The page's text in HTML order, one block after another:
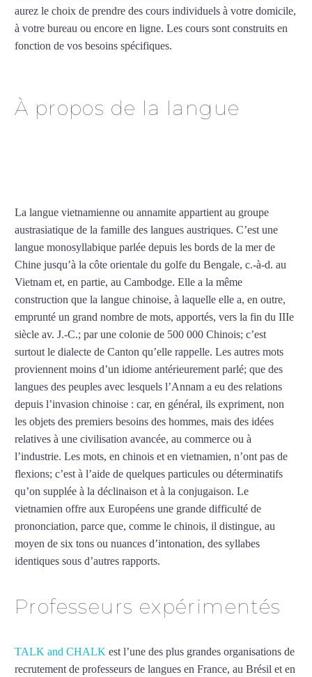
aurez le choix de prendre des cours individuels à votre domicile,
à votre bureau ou encore en ligne. Les cours sont construits en
fonction de vos besoins spécifiques.
À propos de la langue
La langue vietnamienne ou annamite appartient au groupe
austrasiatique de la famille des langues austriques. C’est une
langue monosyllabique parlée depuis les bords de la mer de
Chine jusqu’à la côte orientale du golfe du Bengale, c.-à-d. au
Vietnam et, en partie, au Cambodge. Elle a la même
construction que la langue chinoise, à laquelle elle a, en outre,
emprunté un grand nombre de mots, apportés, vers la fin du IIIe
siècle av. J.-C.; par une colonie de 500 000 Chinois; c’est
surtout le dialecte de Canton qu’elle rappelle. Les autres mots
proviennent moins d’un idiome antérieurement parlé; que des
langues des peuples avec lesquels l’Annam a eu des relations
depuis l’invasion chinoise : car, en général, ils expriment, non
les objets des premiers besoins des hommes, mais des idées
relatives à une civilisation avancée, au commerce ou à
l’industrie. Les mots, en chinois et en vietnamien, n’ont pas de
flexions; c’est à l’aide de quelques particules ou déterminatifs
qu’on supplée à la déclinaison et à la conjugaison. Le
vietnamien offre aux Européens une grande difficulté de
prononciation, parce que, comme le chinois, il distingue, au
moyen de six tons ou nuances d’intonation, des syllabes
identiques sous d’autres rapports.
Professeurs expérimentés
TALK and CHALK est l’une des plus grandes organisations de
recrutement de professeurs de langues en France, au Brésil et en